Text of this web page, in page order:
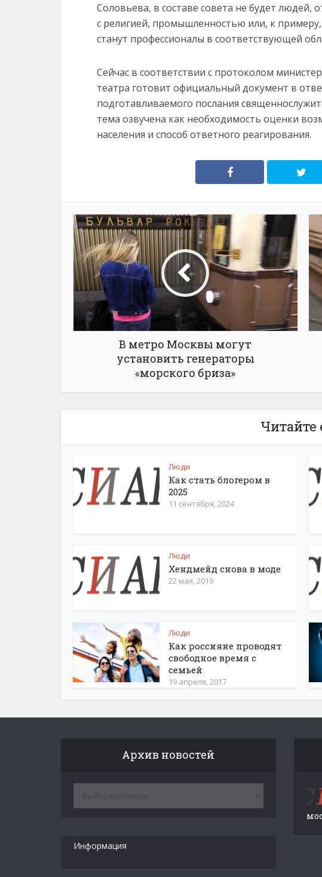
Соловьева, в составе совета не будет людей,
с религией, промышленностью или, к
станут профессионалы в соответствующей
Сейчас в соответствии с протоколом
театра готовит официальный документ в
подготавливаемого послания
тема озвучена как необходимость оценки
населения и способ ответного реагирования.
В метро Москвы могут
установить генераторы
«морского бриза»
Читайте
Люди
Как стать блогером в
2025
11 сентября, 2024
Люди
Хендмейд снова в моде
22 мая, 2019
Люди
Как россияне проводят
свободное время с
семьей
19 апреля, 2017
Архив новостей
новостей
Информация